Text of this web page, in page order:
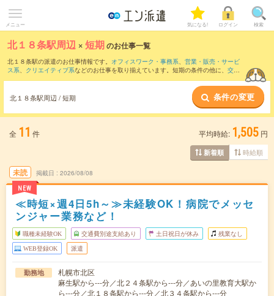
メニュー 気になる! ログイン 検索
北１８条駅周辺 ×短期のお仕事一覧
北１８条駅の派遣のお仕事情報です。 オフィスワーク・事務系、 営業・販売・サービ
ス系、 クリエイティブ系などのお仕事を取り揃えています。短期の条件の他に、 交通
北１８条駅周辺 / 短期 条件の変更
全 11 件 平均時給: 1,505 円
新着順 時給順
未読
NEW
掲載日 2026/08/08
≪時短×週4日5h～≫未経験OK！病院でメッセ
ンジャー業務など！
職種未経験OK 交通費別途支給あり 土日祝日が休み 残業なし
WEB登録OK 派遣
勤務地
札幌市北区
麻生駅から---分／北２４条駅から---分／あいの里教育大駅か
ら---分／北１８条駅から---分／北３４条駅から---分